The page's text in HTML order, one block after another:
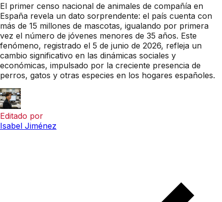
El primer censo nacional de animales de compañía en
España revela un dato sorprendente: el país cuenta con
más de 15 millones de mascotas, igualando por primera
vez el número de jóvenes menores de 35 años. Este
fenómeno, registrado el 5 de junio de 2026, refleja un
cambio significativo en las dinámicas sociales y
económicas, impulsado por la creciente presencia de
perros, gatos y otras especies en los hogares españoles.
Editado por
Isabel Jiménez